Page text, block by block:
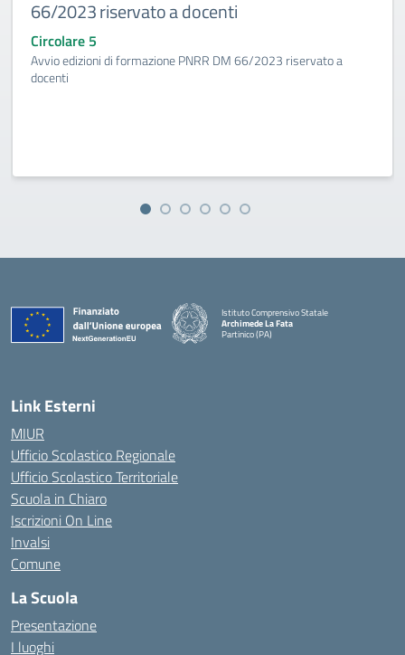
66/2023 riservato a docenti
Circolare 5
Avvio edizioni di formazione PNRR DM 66/2023 riservato a
docenti
Istituto Comprensivo Statale
Archimede La Fata
Partinico (PA)
Link Esterni
MIUR
Ufficio Scolastico Regionale
Ufficio Scolastico Territoriale
Scuola in Chiaro
Iscrizioni On Line
Invalsi
Comune
La Scuola
Presentazione
I luoghi